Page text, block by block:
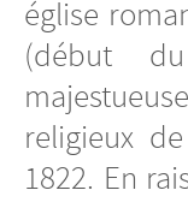
église
(début
religieux
1822. En